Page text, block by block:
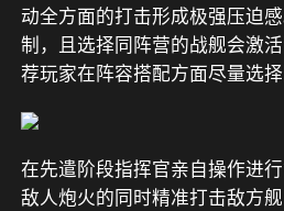
动全方面的打击形成极强压迫
制，且选择同阵营的战舰会激
荐玩家在阵容搭配方面尽量选择
在先遣阶段指挥官亲自操作进
敌人炮火的同时精准打击敌方